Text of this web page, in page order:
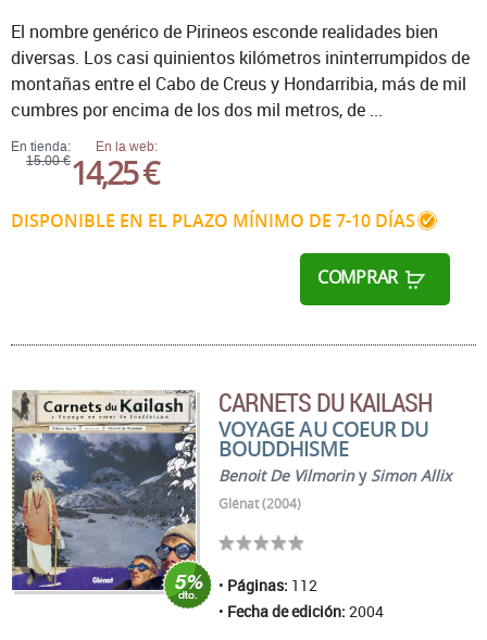
En tienda:
15,00 €
En la web:
14,25 €
DISPONIBLE EN EL PLAZO MÍNIMO DE 7-10 DÍAS
COMPRAR
El nombre genérico de Pirineos esconde realidades bien
diversas. Los casi quinientos kilómetros ininterrumpidos de
montañas entre el Cabo de Creus y Hondarribia, más de mil
cumbres por encima de los dos mil metros, de ...
CARNETS DU KAILASH
VOYAGE AU COEUR DU
BOUDDHISME
Benoit De Vilmoriny Simon Allix
Glénat (2004)
Páginas: 112
Fecha de edición: 2004